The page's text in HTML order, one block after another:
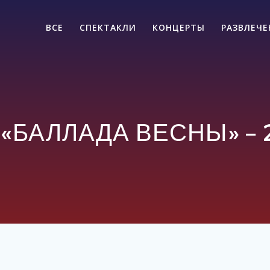
ВСЕ СПЕКТАКЛИ КОНЦЕРТЫ
«БАЛЛАДА ВЕСНЫ» –